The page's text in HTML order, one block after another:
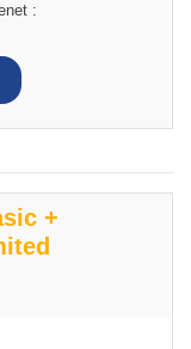
:
+